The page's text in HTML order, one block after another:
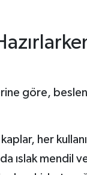
göre,
her
ıslak mendil